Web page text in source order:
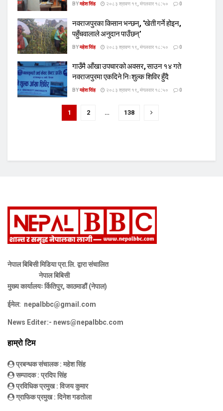
BYमहेश सिंह २०८३ श्रावण १९, मंगलवार १८:५० 0
नवराजपुरका किसान भन्छन्, ‘खेती गर्ने होइन,
पहुँचवालाले अनुदान पाउँछन्’
BYमहेश सिंह २०८३ श्रावण १९, मंगलवार १८:५० 0
गाउँमै आँखा उपचारको अवसर, साउन १४ गते
नवराजपुरमा एकदिने निःशुल्क शिविर हुँदै
BYमहेश सिंह २०८३ श्रावण १९, मंगलवार १८:५० 0
1 2 … 138
नेपाल बिबिसी मिडिया प्रा.लि. द्वारा संचालित
नेपाल बिबिसी
मुख्य कार्यालयः र्कितिपुर, काठमाडौं (नेपाल)
ईमेल: nepalbbc@gmail.com
News Editer:- news@nepalbbc.com
हाम्रो टिम
प्रबन्धक संचालक: महेश सिंह
सम्पादक: प्रदिप सिंह
प्रविधिक प्रमुख: विजय कुमार
ग्राफिक प्रमुख: दिनेश गडतोला